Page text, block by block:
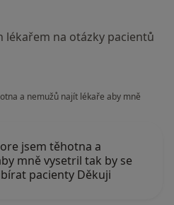
lékařem na otázky pacientů
a nemužů najít lékaře aby mně
jsem těhotna a
mně vysetril tak by se
pacienty Děkuji